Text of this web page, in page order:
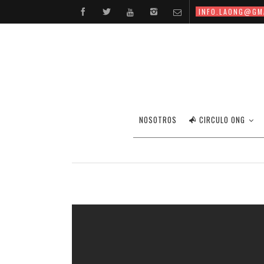
NOSOTROS CIRCULO ONG